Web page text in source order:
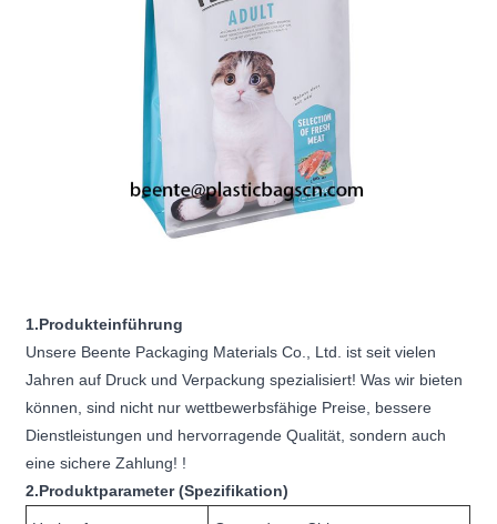
1.Produkteinführung
Unsere Beente Packaging Materials Co., Ltd. ist seit vielen
Jahren auf Druck und Verpackung spezialisiert! Was wir bieten
können, sind nicht nur wettbewerbsfähige Preise, bessere
Dienstleistungen und hervorragende Qualität, sondern auch
eine sichere Zahlung! !
2.Produktparameter (Spezifikation)